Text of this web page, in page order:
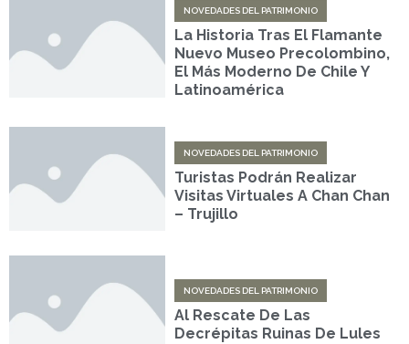
NOVEDADES DEL PATRIMONIO
La Historia Tras El Flamante
Nuevo Museo Precolombino,
El Más Moderno De Chile Y
Latinoamérica
NOVEDADES DEL PATRIMONIO
Turistas Podrán Realizar
Visitas Virtuales A Chan Chan
– Trujillo
NOVEDADES DEL PATRIMONIO
Al Rescate De Las
Decrépitas Ruinas De Lules